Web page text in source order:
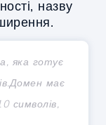
назву